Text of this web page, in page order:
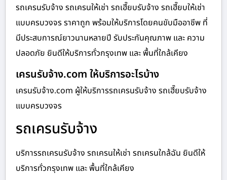
รถเครนรับจ้าง รถเครนให้เช่า รถเฮี๊ยบรับจ้าง รถเฮี๊ยบให้เช่า
แบบครบวงจร ราคาถูก พร้อมให้บริการโดยคนขับมืออาชีพ ที่
มีประสบการณ์ยาวนานหลายปี รับประกันคุณภาพ และ ความ
ปลอดภัย ยินดีให้บริการทั่วกรุงเทพ และ พื้นที่ใกล้เคียง
เครนรับจ้าง.com ให้บริการอะไรบ้าง
เครนรับจ้าง.com ผู้ให้บริการรถเครนรับจ้าง รถเฮี๊ยบรับจ้าง
แบบครบวงจร
รถเครนรับจ้าง
บริการรถเครนรับจ้าง รถเครนให้เช่า รถเครนใกล้ฉัน ยินดีให้
บริการทั่วกรุงเทพ และ พื้นที่ใกล้เคียง